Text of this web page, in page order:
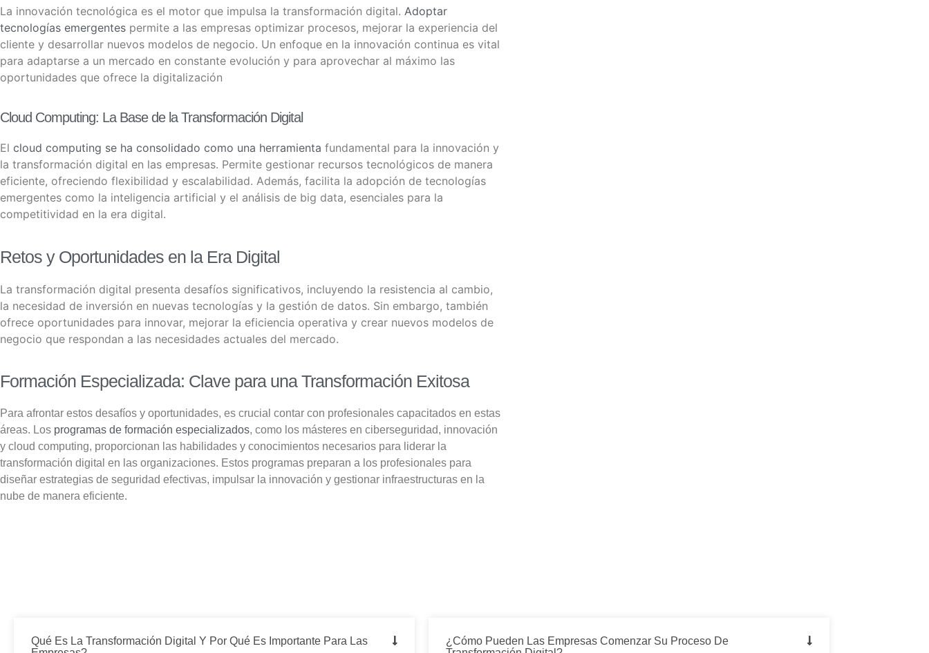
La innovación tecnológica es el motor que impulsa la transformación digital. Adoptar
tecnologías emergentes permite a las empresas optimizar procesos, mejorar la experiencia del
cliente y desarrollar nuevos modelos de negocio. Un enfoque en la innovación continua es vital
para adaptarse a un mercado en constante evolución y para aprovechar al máximo las
oportunidades que ofrece la digitalización
Cloud Computing: La Base de la Transformación Digital
El cloud computing se ha consolidado como una herramienta fundamental para la innovación y
la transformación digital en las empresas. Permite gestionar recursos tecnológicos de manera
eficiente, ofreciendo flexibilidad y escalabilidad. Además, facilita la adopción de tecnologías
emergentes como la inteligencia artificial y el análisis de big data, esenciales para la
competitividad en la era digital.
Retos y Oportunidades en la Era Digital
La transformación digital presenta desafíos significativos, incluyendo la resistencia al cambio,
la necesidad de inversión en nuevas tecnologías y la gestión de datos. Sin embargo, también
ofrece oportunidades para innovar, mejorar la eficiencia operativa y crear nuevos modelos de
negocio que respondan a las necesidades actuales del mercado.
Formación Especializada: Clave para una Transformación Exitosa
Para afrontar estos desafíos y oportunidades, es crucial contar con profesionales capacitados en estas
áreas. Los programas de formación especializados, como los másteres en ciberseguridad, innovación
y cloud computing, proporcionan las habilidades y conocimientos necesarios para liderar la
transformación digital en las organizaciones. Estos programas preparan a los profesionales para
diseñar estrategias de seguridad efectivas, impulsar la innovación y gestionar infraestructuras en la
nube de manera eficiente.
Qué Es La Transformación Digital Y Por Qué Es Importante Para Las
¿Cómo Pueden Las Empresas Comenzar Su Proceso De